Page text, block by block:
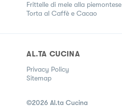
Frittelle di mele alla piemontese
Torta al Caffè e Cacao
AL.TA CUCINA
Privacy Policy
Sitemap
©2026 Al.ta Cucina